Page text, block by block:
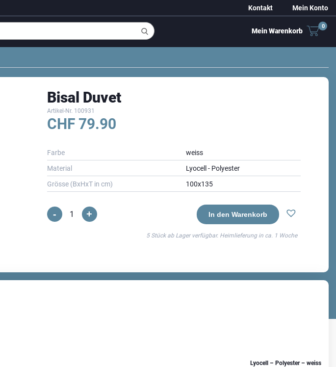
Kontakt Mein Konto
Mein Warenkorb
0
Bisal Duvet
Artikel-Nr. 100931
CHF79.90
Farbe
weiss
Material
Lyocell - Polyester
Grösse (BxHxT in cm)
100x135
-
Bisal
+ In den Warenkorb
5 Stück ab Lager verfügbar. Heimlieferung in ca. 1 Woche
Lyocell – Polyester – weiss